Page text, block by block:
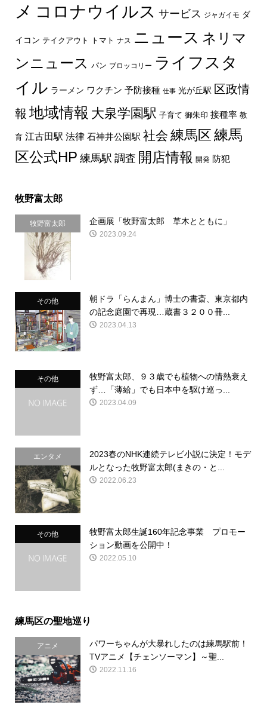
メ コロナウイルス サービス ジャガイモ ダ
イコン テイクアウト トマト ナス ニュース ネリマ
ンニュース パン ブロッコリー ライフスタ
イル ラーメン ワクチン 予防接種 仕事 光が丘駅 区政情
報 地域情報 大泉学園駅 子育て 御朱印 接種率 教
育 江古田駅 法律 石神井公園駅 社会 練馬区練馬
区公式HP 練馬駅 調査 開店情報 開発 防犯
牧野富太郎
牧野富太郎 企画展「牧野富太郎 草木とともに」
2023.09.24
その他
朝ドラ「らんまん」博士の書斎、東京都内
の記念庭園で再現…蔵書３２００冊...
2023.04.13
その他
牧野富太郎、９３歳でも植物への情熱衰え
ず…「薄給」でも日本中を駆け巡っ...
2023.04.09
エンタメ
2023春のNHK連続テレビ小説に決定！モデ
ルとなった牧野富太郎(まきの・と...
2022.06.23
その他
牧野富太郎生誕160年記念事業 プロモー
ション動画を公開中！
2022.05.10
練馬区の聖地巡り
アニメ
パワーちゃんが大暴れしたのは練馬駅前！
TVアニメ【チェンソーマン】～聖...
2022.11.16